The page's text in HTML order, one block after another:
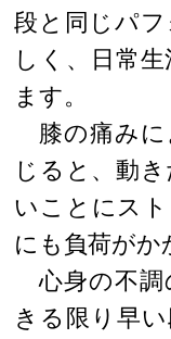
段と同じパ
しく、日常
ます。
膝の痛みに
じると、動
いことにス
にも負荷がか
心身の不調
きる限り早